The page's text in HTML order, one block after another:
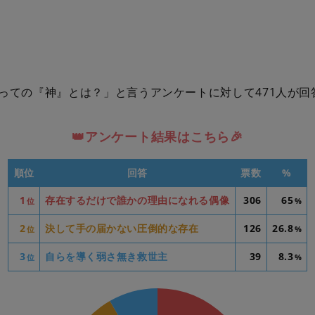
ての『神』とは？」と言うアンケートに対して471人が
👑アンケート結果はこちら🎉
順位 回答 票数 %
1 位 存在するだけで誰かの理由になれる偶像 306 65%
2位 決して手の届かない圧倒的な存在 126 26.8%
3位 自らを導く弱さ無き救世主 39 8.3%